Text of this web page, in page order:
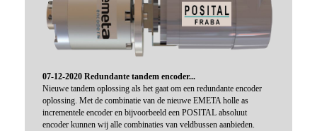
07-12-2020 Redundante tandem encoder...
Nieuwe tandem oplossing als het gaat om een redundante encoder
oplossing. Met de combinatie van de nieuwe EMETA holle as
incrementele encoder en bijvoorbeeld een POSITAL absoluut
encoder kunnen wij alle combinaties van veldbussen aanbieden.